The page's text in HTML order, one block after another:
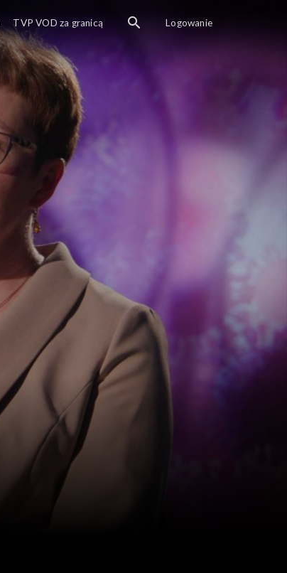
TVP VOD za granicą Logowanie